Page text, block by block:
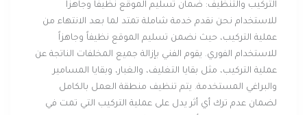
التركيب والتنظيف: ضمان تسليم الموقع نظيفاً وجاهزاً
للاستخدام نحن نقدم خدمة شاملة تمتد لما بعد الانتهاء من
عملية التركيب، حيث نضمن تسليم الموقع نظيفاً وجاهزاً
للاستخدام الفوري. يقوم الفني بإزالة جميع المخلفات الناتجة عن
عملية التركيب، مثل بقايا التغليف، والغبار، وبقايا المسامير
والبراغي المستخدمة. يتم تنظيف منطقة العمل بالكامل
لضمان عدم ترك أي أثر يدل على عملية التركيب التي تمت في